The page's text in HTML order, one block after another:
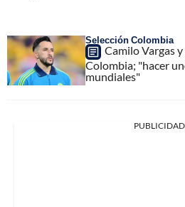
Selección Colombia
Camilo Vargas
Colombia; "hacer
mundiales"
PUBLICIDAD